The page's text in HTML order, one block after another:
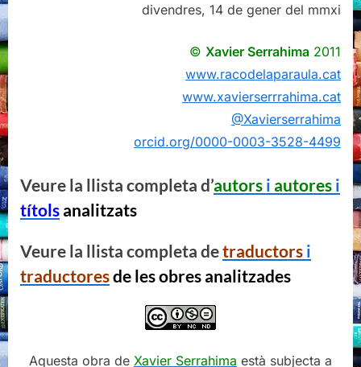
divendres, 14 de gener del mmxi
© Xavier Serrahima 2011
www.racodelaparaula.cat
www.xavierserrrahima.cat
@Xavierserrahima
orcid.org/0000-0003-3528-4499
Veure la llista completa d’autors i autores i
títolsanalitzats
Veure la llista completa detraductors i
traductoresde les obres analitzades
Aquesta obra de Xavier Serrahima està subjecta a